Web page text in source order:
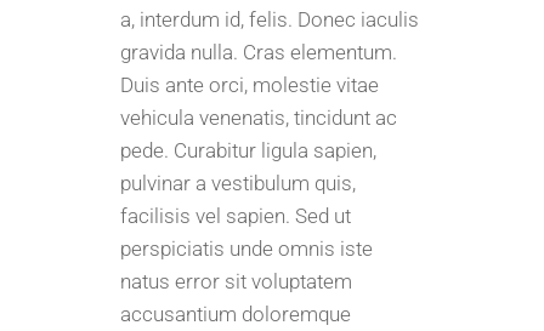
a, interdum id, felis. Donec iaculis
gravida nulla. Cras elementum.
Duis ante orci, molestie vitae
vehicula venenatis, tincidunt ac
pede. Curabitur ligula sapien,
pulvinar a vestibulum quis,
facilisis vel sapien. Sed ut
perspiciatis unde omnis iste
natus error sit voluptatem
accusantium doloremque